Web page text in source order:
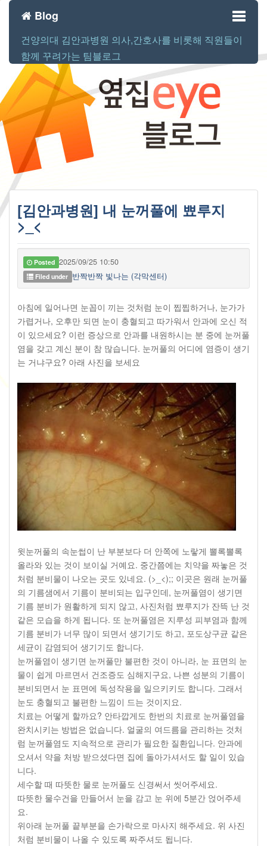
Toggle
Blog
건양의대 김안과병원 의사,간호사를 비롯해 직원들이
함께 꾸려가는 팀블로그
[김안과병원] 내 눈꺼풀에 뾰루지
>_<
Posted 2025/09/25 10:50
Filed under 반짝반짝 빛나는 (각막센터)
아침에 일어나면 눈꼽이 끼는 것처럼 눈이 찝찝하거나, 눈가가
가렵거나, 오후만 되면 눈이 충혈되고 따가워서 안과에 오신 적
이 있으세요? 이런 증상으로 안과를 내원하시는 분 중에 눈꺼풀
염을 갖고 계신 분이 참 많습니다. 눈꺼풀의 어디에 염증이 생기
는 거냐구요? 아래 사진을 보세요
윗눈꺼풀의 속눈썹이 난 부분보다 더 안쪽에 노랗게 뽈록뽈록
올라와 있는 것이 보이실 거예요. 중간쯤에는 치약을 짜놓은 것
처럼 분비물이 나오는 곳도 있네요. (>_<);; 이곳은 원래 눈꺼풀
의 기름샘에서 기름이 분비되는 입구인데, 눈꺼풀염이 생기면
기름 분비가 원활하게 되지 않고, 사진처럼 뾰루지가 잔뜩 난 것
같은 모습을 하게 됩니다. 또 눈꺼풀염은 지루성 피부염과 함께
기름 분비가 너무 많이 되면서 생기기도 하고, 포도상구균 같은
세균이 감염되어 생기기도 합니다.
눈꺼풀염이 생기면 눈꺼풀만 불편한 것이 아니라, 눈 표면의 눈
물이 쉽게 마르면서 건조증도 심해지구요, 나쁜 성분의 기름이
분비되면서 눈 표면에 독성작용을 일으키키도 합니다. 그래서
눈도 충혈되고 불편한 느낌이 드는 것이지요.
치료는 어떻게 할까요? 안타깝게도 한번의 치료로 눈꺼풀염을
완치시키는 방법은 없습니다. 얼굴의 여드름을 관리하는 것처
럼 눈꺼풀염도 지속적으로 관리가 필요한 질환입니다. 안과에
오셔서 약을 처방 받으셨다면 집에 돌아가셔서도 할 일이 있습
니다.
세수할 때 따뜻한 물로 눈꺼풀도 신경써서 씻어주세요.
따뜻한 물수건을 만들어서 눈을 감고 눈 위에 5분간 얹어주세
요.
위아래 눈꺼풀 끝부분을 손가락으로 마사지 해주세요. 위 사진
처럼 분비물이 나올 수 있도록 짜주셔도 됩니다.